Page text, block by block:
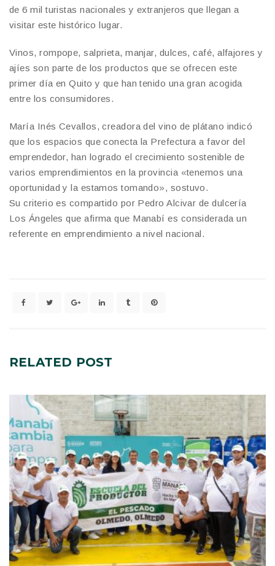
de 6 mil turistas nacionales y extranjeros que llegan a
visitar este histórico lugar.
Vinos, rompope, salprieta, manjar, dulces, café, alfajores y
ajíes son parte de los productos que se ofrecen este
primer día en Quito y que han tenido una gran acogida
entre los consumidores.
María Inés Cevallos, creadora del vino de plátano indicó
que los espacios que conecta la Prefectura a favor del
emprendedor, han logrado el crecimiento sostenible de
varios emprendimientos en la provincia «tenemos una
oportunidad y la estamos tomando», sostuvo.
Su criterio es compartido por Pedro Alcivar de dulcería
Los Ángeles que afirma que Manabí es considerada un
referente en emprendimiento a nivel nacional.
RELATED POST